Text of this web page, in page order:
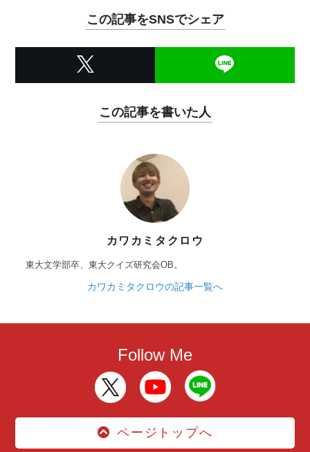
この記事をSNSでシェア
この記事を書いた人
カワカミタクロウ
東大文学部卒、東大クイズ研究会OB。
カワカミタクロウの記事一覧へ
Follow Me
ページトップへ